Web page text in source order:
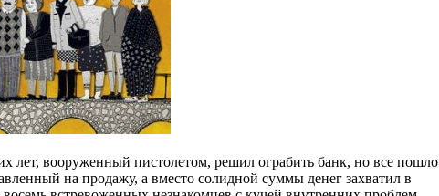
вооруженный пистолетом, решил ограбить банк, но все пошло
на продажу, а вместо солидной суммы денег захватил в